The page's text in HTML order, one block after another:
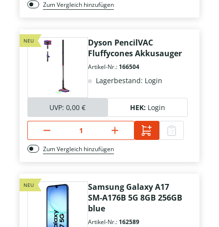
Zum Vergleich hinzufügen
NEU
Dyson PencilVAC
Fluffycones Akkusauger
Artikel-Nr.: 166504
Lagerbestand: Login
UVP: 0,00 € HEK: Login
Zum Vergleich hinzufügen
NEU
Samsung Galaxy A17
SM-A176B 5G 8GB 256GB
blue
Artikel-Nr.: 162589